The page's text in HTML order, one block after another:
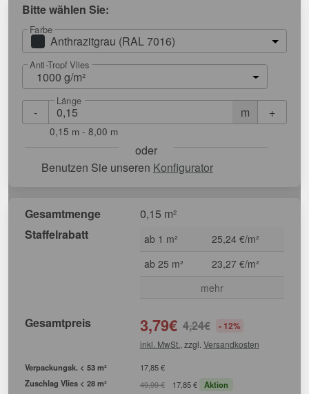
Bitte wählen Sie:
Farbe
Anthrazitgrau (RAL 7016)
Anti-Tropf Vlies
1000 g/m²
- m
Länge
+
0,15 m - 8,00 m
oder
Benutzen Sie unseren Konfigurator
Gesamtmenge
0,15 m²
Staffelrabatt
ab 1 m²
25,24 €/m²
ab 25 m²
23,27 €/m²
mehr
Gesamtpreis 3,79€ 4,24€ - 12%
inkl. MwSt. , zzgl. Versandkosten
Verpackungsk. < 53 m²
17,85 €
Zuschlag Vlies < 28 m²
49,99 € 17,85 € Aktion